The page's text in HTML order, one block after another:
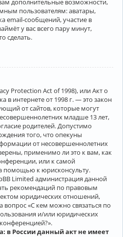
пользователям: аватары,
email-сообщений, участие в
у вас всего пару минут,
сделать.
Protection Act of 1998), или Акт о
в интернете от 1998 г. — это закон
от сайтов, которые могут
младше 13 лет,
родителей. Допустимо
того, что опекуны
от несовершеннолетних
применимо ли это к вам, как
или к самой
помощью к юрисконсульту.
Limited администрация данной
рекомендаций по правовым
юридических отношений,
вопрос «С кем можно связаться по
и/или юридических
в России данный акт не имеет